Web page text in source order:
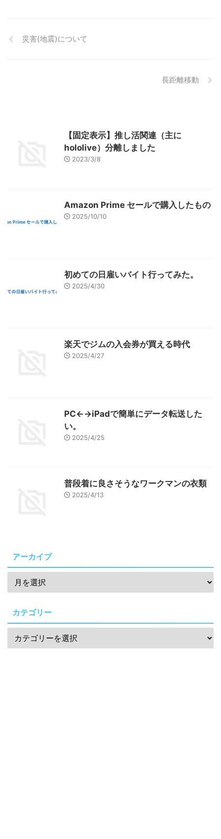
災害(地震)について
長距離移動
【固定表示】推し活関連（主に
hololive）分離しました
2023/3/8
Amazon Prime セールで購入したもの
2025/10/10
初めての日雇いバイト行ってみた。
2025/4/30
楽天でジムの入会券が買える時代
2025/4/27
PC←→iPadで簡単にデータ転送した
い。
2025/4/25
普段着に良さそうなワークマンの衣類
2025/4/13
アーカイブ
カテゴリー